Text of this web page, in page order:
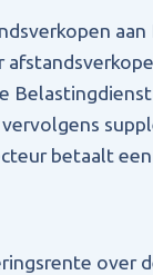
aan
betaalt een
over